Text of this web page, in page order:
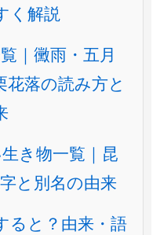
く解説
｜黴雨・五月
花落の読み方と
き物一覧｜昆
と別名の由来
ると？由来・語